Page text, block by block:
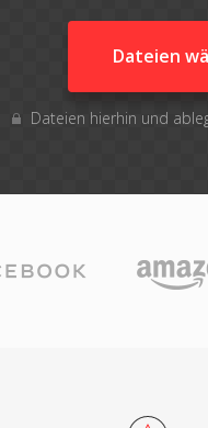
Dateien
Dateien hierhin und